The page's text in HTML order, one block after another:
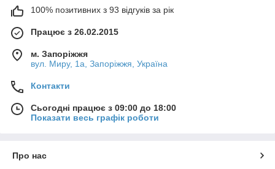
100% позитивних з 93 відгуків за рік
Працює з 26.02.2015
м. Запоріжжя
вул. Миру, 1а, Запоріжжя, Україна
Контакти
Сьогодні працює з 09:00 до 18:00
Показати весь графік роботи
Про нас